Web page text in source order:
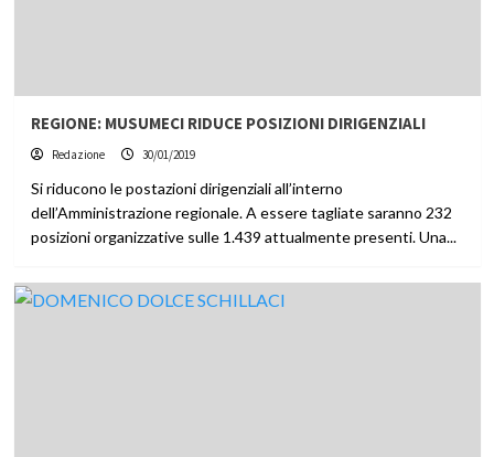
REGIONE: MUSUMECI RIDUCE POSIZIONI DIRIGENZIALI
Redazione 30/01/2019
Si riducono le postazioni dirigenziali all’interno
dell’Amministrazione regionale. A essere tagliate saranno 232
posizioni organizzative sulle 1.439 attualmente presenti. Una...